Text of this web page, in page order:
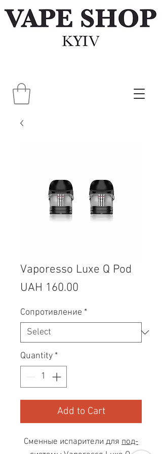
Vaporesso Luxe Q Pod
UAH 160.00
Сопротивление *
Quantity *
Add to Cart
Сменные испарители для под-